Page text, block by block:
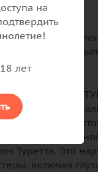
дофамина в
коры и
и
Туретта. Это
включая
на
лет